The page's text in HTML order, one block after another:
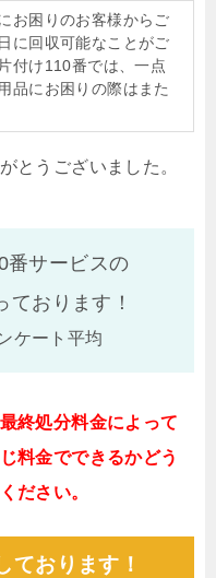
お困りのお客様からご
に回収可能なことがご
付け110番では、一点
品にお困りの際はまた
とうございました。
番サービスの
ております！
ケート平均
終処分料金によって
料金でできるかどう
ださい。
ております！